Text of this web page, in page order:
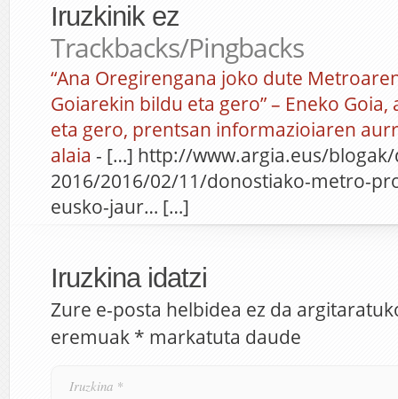
Iruzkinik ez
Trackbacks/Pingbacks
“Ana Oregirengana joko dute
Goiarekin bildu eta gero” – Eneko
eta gero, prentsan informazioiaren
alaia - […] http://www.argia.eus/
2016/2016/02/11/donostiako-metro-
eusko-jaur… […]
Iruzkina idatzi
Zure e-posta helbidea ez da
eremuak * markatuta daude